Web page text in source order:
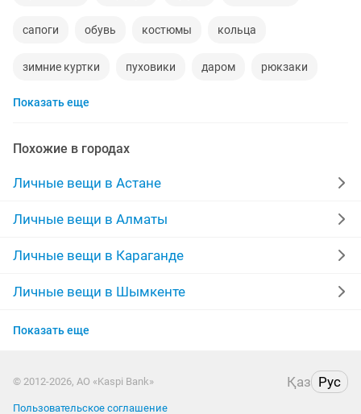
сапоги обувь костюмы кольца
зимние куртки пуховики даром рюкзаки
инвалидные коляски
мужские зимние куртки
памперсы взрослые серьги золотые
шубы мутон обручальные кольца
Показать еще
Похожие в городах
Личные вещи в Астане
Личные вещи в Алматы
Личные вещи в Караганде
Личные вещи в Шымкенте
Личные вещи в Усть-Каменогорске
Личные вещи в Таразе
Показать еще
© 2012-2026, АО «Kaspi Bank» Қаз Рус
Пользовательское соглашение